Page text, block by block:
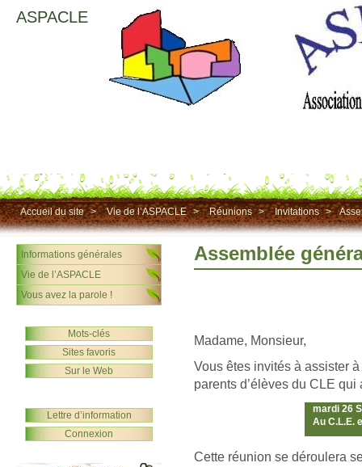
ASPACLE
Accueil du site > Vie de l’ASPACLE > Réunions > Invitations >
Assemblée
Madame, Monsieur,
Vous êtes invités à assister
parents d’élèves du CLE qui
mardi 26
Au C.L.E.
Cette réunion se déroulera
Informations générales
Vie de l’ASPACLE
Vous avez la parole !
Mots-clés
Sites favoris
Sur le Web
Lettre d’information
Connexion